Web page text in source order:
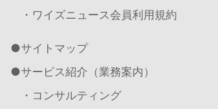
・ワイズニュース会員利用規約
サイトマップ
サービス紹介（業務案内）
・コンサルティング